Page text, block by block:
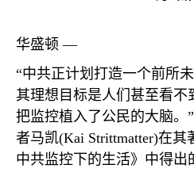
华盛顿 —
“中共正计划打造一个前所
其理想目标是人们甚至看不
把监控植入了公民的大脑。
者马凯(Kai Strittmatter)在其
中共监控下的生活》中得出